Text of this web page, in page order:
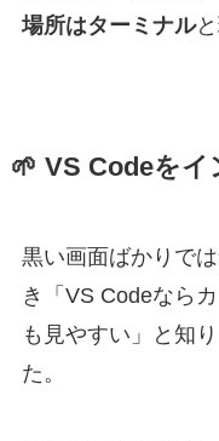
場所はターミナル
🌱 VS Codeを
黒い画面ばかりで
き「VS Codeなら
も見やすい」と知
た。